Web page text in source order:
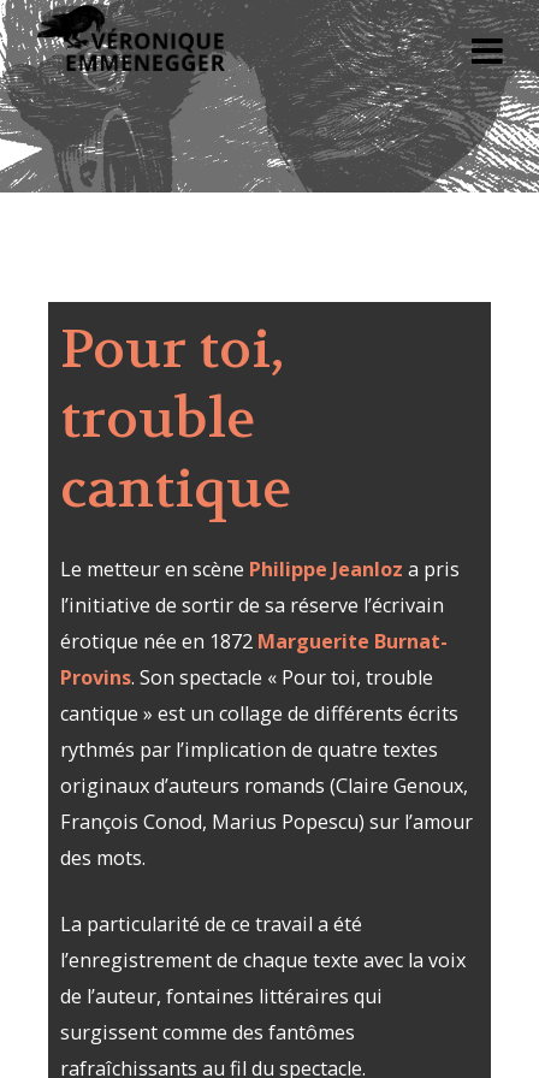
Pour toi,
trouble
cantique
Le metteur en scène Philippe Jeanloz a pris
l’initiative de sortir de sa réserve l’écrivain
érotique née en 1872 Marguerite Burnat-
Provins. Son spectacle « Pour toi, trouble
cantique » est un collage de différents écrits
rythmés par l’implication de quatre textes
originaux d’auteurs romands (Claire Genoux,
François Conod, Marius Popescu) sur l’amour
des mots.
La particularité de ce travail a été
l’enregistrement de chaque texte avec la voix
de l’auteur, fontaines littéraires qui
surgissent comme des fantômes
rafraîchissants au fil du spectacle.